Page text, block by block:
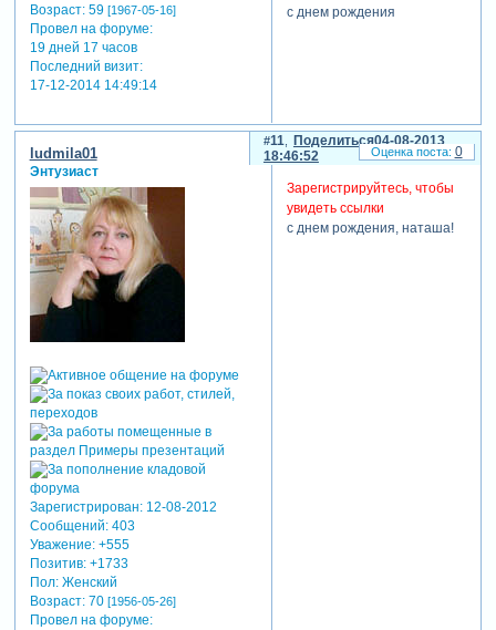
Возраст:59 [1967-05-16]
Провел на форуме:
19 дней 17 часов
Последний визит:
17-12-2014 14:49:14
с днем рождения
Поделиться
11
04-08-2013
18:46:52
ludmila01
Энтузиаст
Зарегистрирован: 12-08-2012
Сообщений:403
Уважение: +555
Позитив: +1733
Пол:Женский
Возраст:70 [1956-05-26]
Провел на форуме:
Зарегистрируйтесь, чтобы
увидеть ссылки
с днем рождения, наташа!
0